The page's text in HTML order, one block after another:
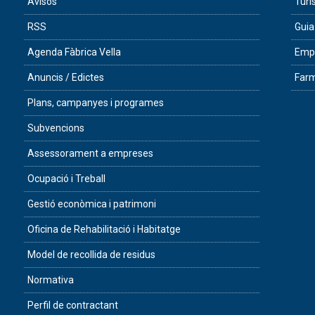
RSS
Agenda Fàbrica Vella
Anuncis / Edictes
Plans, campanyes i programes
Subvencions
Assessorament a empreses
Ocupació i Treball
Gestió econòmica i patrimoni
Oficina de Rehabilitació i Habitatge
Model de recollida de residus
Normativa
Perfil de contractant